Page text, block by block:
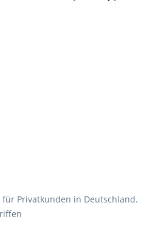
Privatkunden in Deutschland.